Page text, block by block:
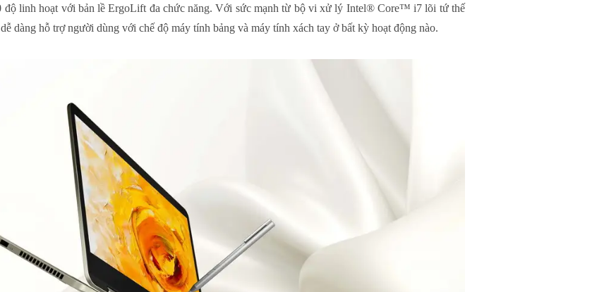
độ linh hoạt với bản lề ErgoLift đa chức năng. Với sức mạnh từ bộ vi xử lý Intel® Core™ i7 lõi tứ thế
dàng hỗ trợ người dùng với chế độ máy tính bảng và máy tính xách tay ở bất kỳ hoạt động nào.